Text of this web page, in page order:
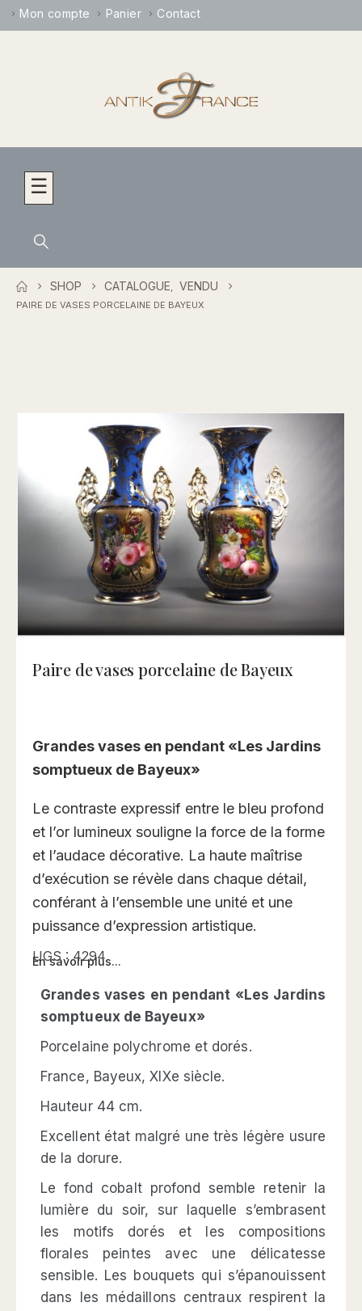
Mon compte Panier Contact
☰
SHOP CATALOGUE, VENDU
PAIRE DE VASES PORCELAINE DE BAYEUX
Paire de vases porcelaine de Bayeux
Grandes vases en pendant «Les Jardins
somptueux de Bayeux»
Le contraste expressif entre le bleu profond
et l’or lumineux souligne la force de la forme
et l’audace décorative. La haute maîtrise
d’exécution se révèle dans chaque détail,
conférant à l’ensemble une unité et une
puissance d’expression artistique.
En savoir plus...
UGS :4294
Grandes vases en pendant «Les Jardins
somptueux de Bayeux»
Porcelaine polychrome et dorés.
France, Bayeux, XIXe siècle.
Hauteur 44 cm.
Excellent état malgré une très légère usure
de la dorure.
Le fond cobalt profond semble retenir la
lumière du soir, sur laquelle s’embrasent
les motifs dorés et les compositions
florales peintes avec une délicatesse
sensible. Les bouquets qui s’épanouissent
dans les médaillons centraux respirent la